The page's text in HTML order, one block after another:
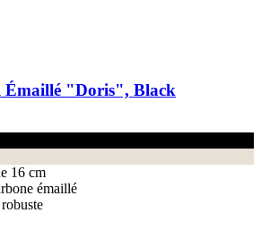
Émaillé "Doris", Black
16 cm
émaillé